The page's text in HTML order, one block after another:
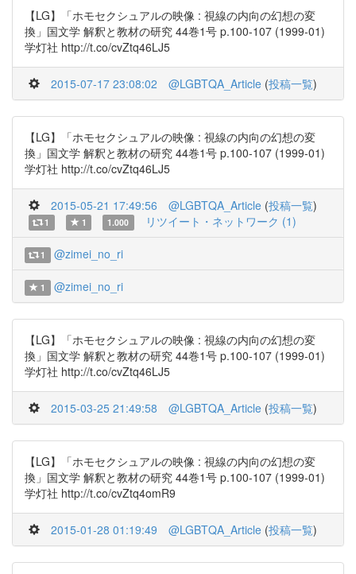
【LG】「ホモセクシュアルの映像 : 視線の内向の幻想の変
換」国文学 解釈と教材の研究 44巻1号 p.100-107 (1999-01)
学灯社 http://t.co/cvZtq46LJ5
2015-07-17 23:08:02 @LGBTQA_Article (投稿一覧)
【LG】「ホモセクシュアルの映像 : 視線の内向の幻想の変
換」国文学 解釈と教材の研究 44巻1号 p.100-107 (1999-01)
学灯社 http://t.co/cvZtq46LJ5
2015-05-21 17:49:56 @LGBTQA_Article (投稿一覧)
1 1 1.000 リツイート・ネットワーク (1)
1 @zimei_no_ri
1 @zimei_no_ri
【LG】「ホモセクシュアルの映像 : 視線の内向の幻想の変
換」国文学 解釈と教材の研究 44巻1号 p.100-107 (1999-01)
学灯社 http://t.co/cvZtq46LJ5
2015-03-25 21:49:58 @LGBTQA_Article (投稿一覧)
【LG】「ホモセクシュアルの映像 : 視線の内向の幻想の変
換」国文学 解釈と教材の研究 44巻1号 p.100-107 (1999-01)
学灯社 http://t.co/cvZtq4omR9
2015-01-28 01:19:49 @LGBTQA_Article (投稿一覧)